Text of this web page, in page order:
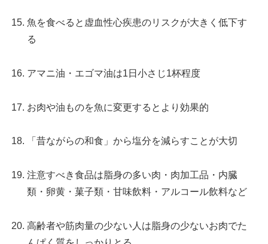
魚を食べると虚血性心疾患のリスクが大きく低下す
る
アマニ油・エゴマ油は1日小さじ1杯程度
お肉や油ものを魚に変更するとより効果的
「昔ながらの和食」から塩分を減らすことが大切
注意すべき食品は脂身の多い肉・肉加工品・内臓
類・卵黄・菓子類・甘味飲料・アルコール飲料など
高齢者や筋肉量の少ない人は脂身の少ないお肉でた